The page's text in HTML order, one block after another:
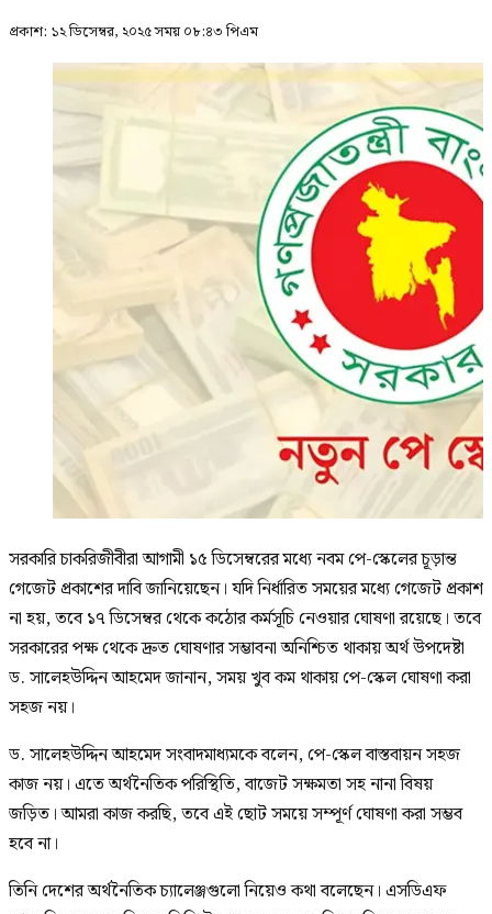
প্রকাশ: ১২ ডিসেম্বর, ২০২৫ সময় ০৮:৪৩ পিএম
সরকারি চাকরিজীবীরা আগামী ১৫ ডিসেম্বরের মধ্যে নবম পে-স্কেলের চূড়ান্ত
গেজেট প্রকাশের দাবি জানিয়েছেন। যদি নির্ধারিত সময়ের মধ্যে গেজেট প্রকাশ
না হয়, তবে ১৭ ডিসেম্বর থেকে কঠোর কর্মসূচি নেওয়ার ঘোষণা রয়েছে। তবে
সরকারের পক্ষ থেকে দ্রুত ঘোষণার সম্ভাবনা অনিশ্চিত থাকায় অর্থ উপদেষ্টা
ড. সালেহউদ্দিন আহমেদ জানান, সময় খুব কম থাকায় পে-স্কেল ঘোষণা করা
সহজ নয়।
ড. সালেহউদ্দিন আহমেদ সংবাদমাধ্যমকে বলেন, পে-স্কেল বাস্তবায়ন সহজ
কাজ নয়। এতে অর্থনৈতিক পরিস্থিতি, বাজেট সক্ষমতা সহ নানা বিষয়
জড়িত। আমরা কাজ করছি, তবে এই ছোট সময়ে সম্পূর্ণ ঘোষণা করা সম্ভব
হবে না।
তিনি দেশের অর্থনৈতিক চ্যালেঞ্জগুলো নিয়েও কথা বলেছেন। এসডিএফ